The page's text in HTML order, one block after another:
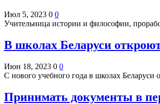
Июл 5, 2023 0 0
Учительница истории и философии,
В школах Беларуси
Июн 18, 2023 0 0
С нового учебного года в школах
Принимать документы в